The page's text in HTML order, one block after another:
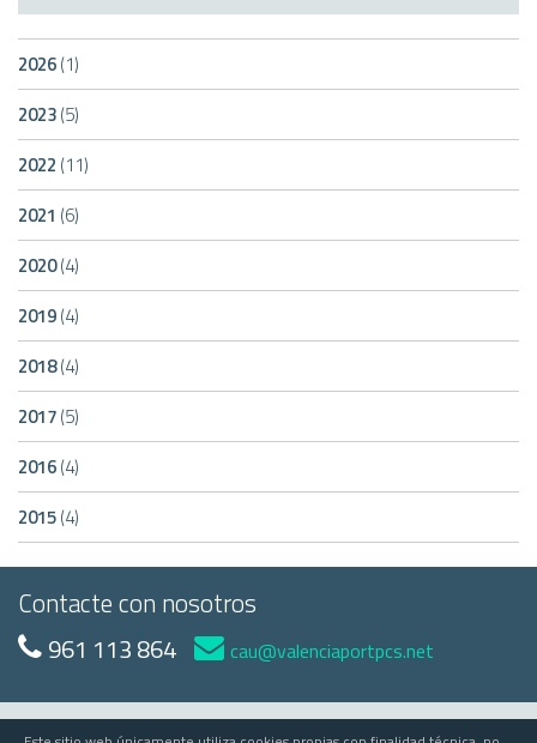
2026(1)
2023(5)
2022 (11)
2021 (6)
2020(4)
2019(4)
2018(4)
2017(5)
2016(4)
2015(4)
Contacte con nosotros
961 113 864 cau@valenciaportpcs.net